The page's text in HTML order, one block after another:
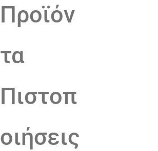
Προϊόν
τα
Πιστοπ
οιήσεις